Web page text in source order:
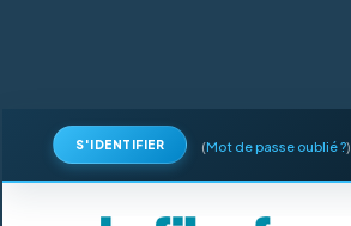
S'IDENTIFIER (Mot de passe oublié ?)